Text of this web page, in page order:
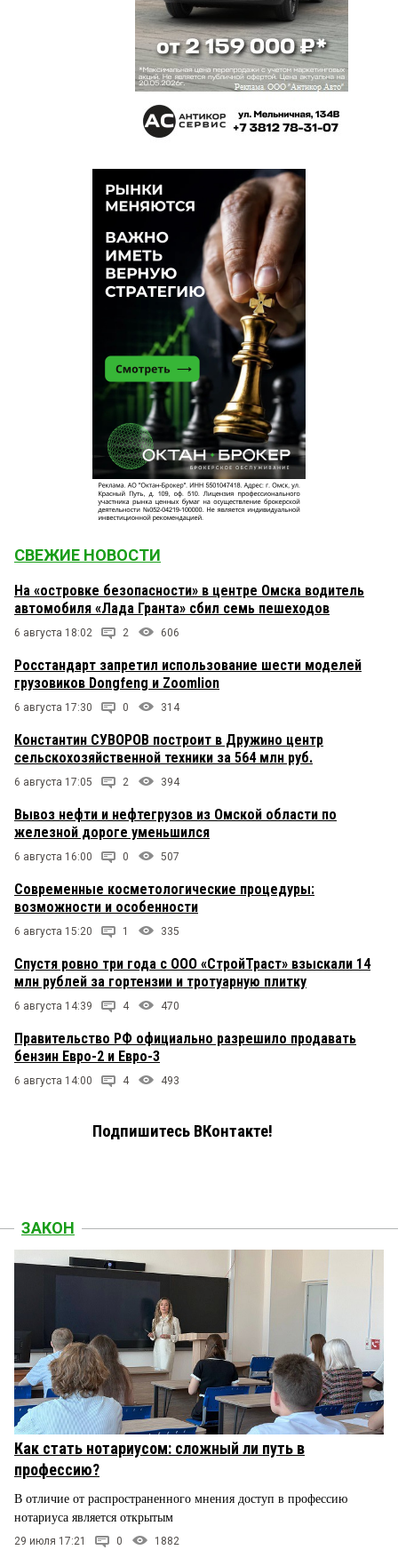
СВЕЖИЕ НОВОСТИ
На «островке безопасности» в центре Омска водитель
автомобиля «Лада Гранта» сбил семь пешеходов
6 августа 18:02 2 606
Росстандарт запретил использование шести моделей
грузовиков Dongfeng и Zoomlion
6 августа 17:30 0 314
Константин СУВОРОВ построит в Дружино центр
сельскохозяйственной техники за 564 млн руб.
6 августа 17:05 2 394
Вывоз нефти и нефтегрузов из Омской области по
железной дороге уменьшился
6 августа 16:00 0 507
Современные косметологические процедуры:
возможности и особенности
6 августа 15:20 1 335
Спустя ровно три года с ООО «СтройТраст» взыскали 14
млн рублей за гортензии и тротуарную плитку
6 августа 14:39 4 470
Правительство РФ официально разрешило продавать
бензин Евро-2 и Евро-3
6 августа 14:00 4 493
Подпишитесь ВКонтакте!
ЗАКОН
Как стать нотариусом: сложный ли путь в
профессию?
В отличие от распространенного мнения доступ в профессию
нотариуса является открытым
29 июля 17:21 0 1882